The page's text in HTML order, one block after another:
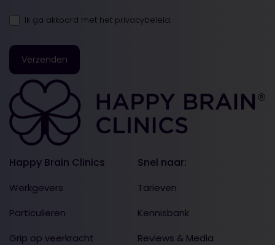
Happy Brain Clinics
Werkgevers
Particulieren
Grip op veerkracht
Snel naar:
Tarieven
Kennisbank
Reviews & Media
Ik ga akkoord met het privacybeleid.